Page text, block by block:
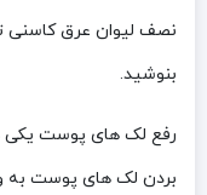
بنوشید.
رفع لک های پوست یکی
بردن لک های پوست به